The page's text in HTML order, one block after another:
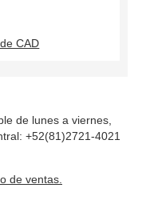
CAD
de lunes a viernes,
+52(81)2721-4021
de ventas.